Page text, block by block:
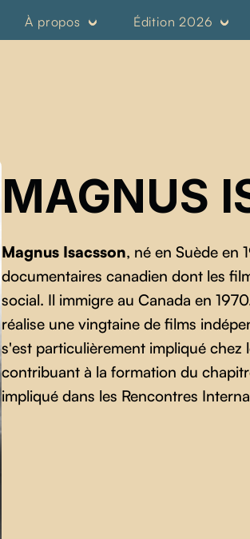
À propos Édition 2026
MAGNUS
Magnus Isacsson, né en Suède en
documentaires canadien dont les
social. Il immigre au Canada en
réalise une vingtaine de films
s'est particulièrement impliqué chez
contribuant à la formation du
impliqué dans les Rencontres